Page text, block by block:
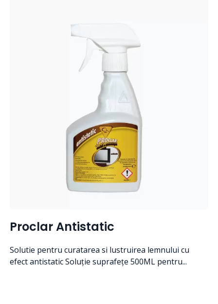
Proclar Antistatic
Solutie pentru curatarea si lustruirea lemnului cu
efect antistatic Soluție suprafețe 500ML pentru...